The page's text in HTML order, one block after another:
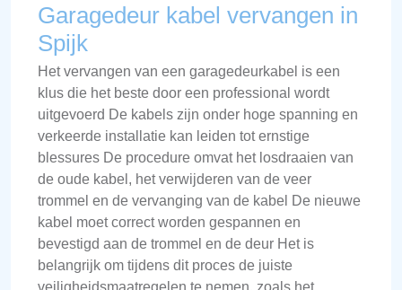
Garagedeur kabel vervangen in
Spijk
Het vervangen van een garagedeurkabel is een
klus die het beste door een professional wordt
uitgevoerd De kabels zijn onder hoge spanning en
verkeerde installatie kan leiden tot ernstige
blessures De procedure omvat het losdraaien van
de oude kabel, het verwijderen van de veer
trommel en de vervanging van de kabel De nieuwe
kabel moet correct worden gespannen en
bevestigd aan de trommel en de deur Het is
belangrijk om tijdens dit proces de juiste
veiligheidsmaatregelen te nemen, zoals het